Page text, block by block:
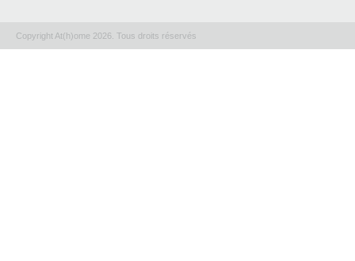
Copyright At(h)ome 2026. Tous droits réservés